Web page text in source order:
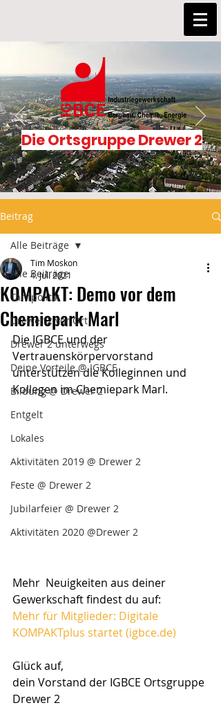
Die Ortsgruppe Drewer 2
Beitrag
Alle Beiträge
Tarifpolitik
Drewer 2 vor Ort
Drewer 2 unterwegs
Deine Vorteile @ IGBCE
Bildung @ Drewer 2
Entgelt
Lokales
Aktivitäten 2019 @ Drewer 2
Feste @ Drewer 2
Jubilarfeier @ Drewer 2
Aktivitäten 2020 @Drewer 2
Alle Beiträge
KOMPAKT: Demo vor dem
Chemiepark Marl
Tim Moskon
4. Juli 2021
Die IGBCE und der
Vertrauenskörpervorstand
unterstützen die Kolleginnen und
Kollegen im Chemiepark Marl.
Mehr  Neuigkeiten aus deiner
Gewerkschaft findest du auf:
Mehr für Mitglieder: Digitale
KOMPAKTplus startet (igbce.de)
Glück auf,
dein Vorstand der IGBCE Ortsgruppe
Drewer 2